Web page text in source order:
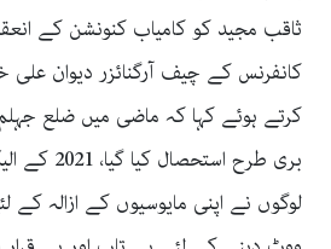
ثاقب مجید کو کامیاب کنونشن کے
کانفرنس کے چیف آرگنائزر دیوان
کرتے ہوئے کہا کہ ماضی میں ضلع
بری طرح
لوگوں نے اپنی مایوسیوں کے ازالہ کے